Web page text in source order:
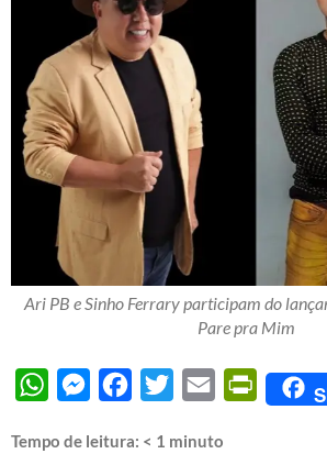
Ari PB e Sinho Ferrary participam do
Pare pra Mim
WhatsAppMessengerFacebook
Twitter Email
Tempo de leitura: < 1 minuto